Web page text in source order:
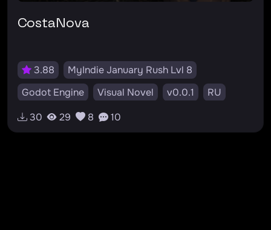
CostaNova
3.88
MyIndie January Rush Lvl 8
Godot Engine
Visual Novel v0.0.1
RU
#новелла
#goto
30 29 8 10